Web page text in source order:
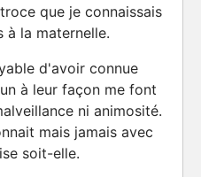
que je connaissais
à la maternelle.
d'avoir connue
à leur façon me font
ni animosité.
mais jamais avec
soit-elle.